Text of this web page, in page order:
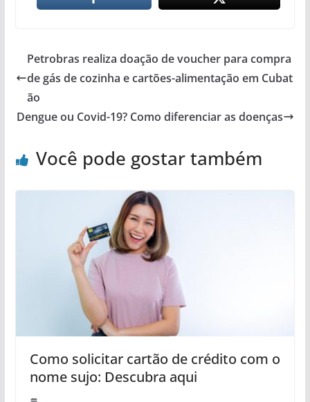
Petrobras realiza doação de voucher para compra
de gás de cozinha e cartões-alimentação em Cubat
ão
Dengue ou Covid-19? Como diferenciar as doenças
Você pode gostar também
Como solicitar cartão de crédito com o
nome sujo: Descubra aqui